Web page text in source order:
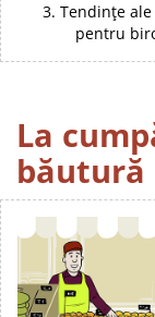
3. Tendințe
pentru
La
băutură